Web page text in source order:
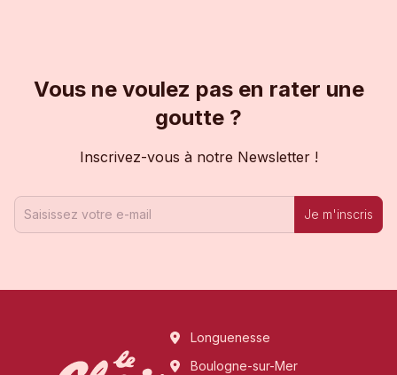
Vous ne voulez pas en rater une
goutte ?
Inscrivez-vous à notre Newsletter !
Je m'inscris
Longuenesse
Boulogne-sur-Mer